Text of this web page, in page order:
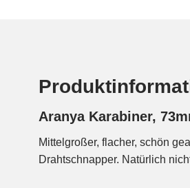
Aranya Karabiner,
Mittelgroßer, flacher, schön
Drahtschnapper. Natürlich